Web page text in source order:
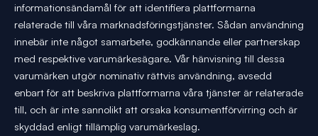
informationsändamål för att identifiera plattformarna
relaterade till våra marknadsföringstjänster. Sådan användning
innebär inte något samarbete, godkännande eller partnerskap
med respektive varumärkesägare. Vår hänvisning till dessa
varumärken utgör nominativ rättvis användning, avsedd
enbart för att beskriva plattformarna våra tjänster är relaterade
till, och är inte sannolikt att orsaka konsumentförvirring och är
skyddad enligt tillämplig varumärkeslag.